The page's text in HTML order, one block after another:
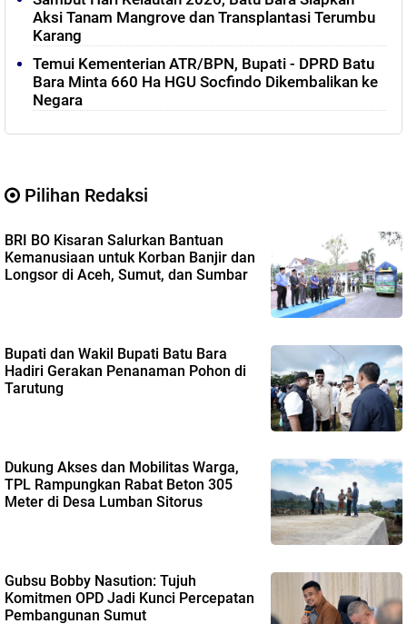
Aksi Tanam Mangrove dan Transplantasi Terumbu
Karang
Temui Kementerian ATR/BPN, Bupati - DPRD Batu
Bara Minta 660 Ha HGU Socfindo Dikembalikan ke
Negara
Pilihan Redaksi
BRI BO Kisaran Salurkan Bantuan
Kemanusiaan untuk Korban Banjir dan
Longsor di Aceh, Sumut, dan Sumbar
Bupati dan Wakil Bupati Batu Bara
Hadiri Gerakan Penanaman Pohon di
Tarutung
Dukung Akses dan Mobilitas Warga,
TPL Rampungkan Rabat Beton 305
Meter di Desa Lumban Sitorus
Gubsu Bobby Nasution: Tujuh
Komitmen OPD Jadi Kunci Percepatan
Pembangunan Sumut